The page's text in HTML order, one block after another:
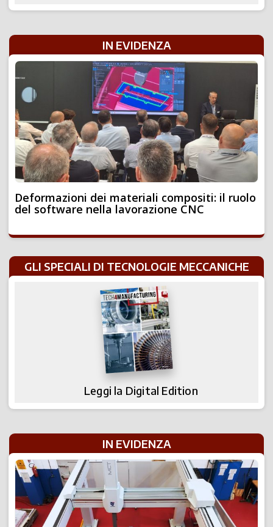
IN EVIDENZA
Deformazioni dei materiali compositi: il ruolo
del software nella lavorazione CNC
GLI SPECIALI DI TECNOLOGIE MECCANICHE
Leggi la Digital Edition
IN EVIDENZA